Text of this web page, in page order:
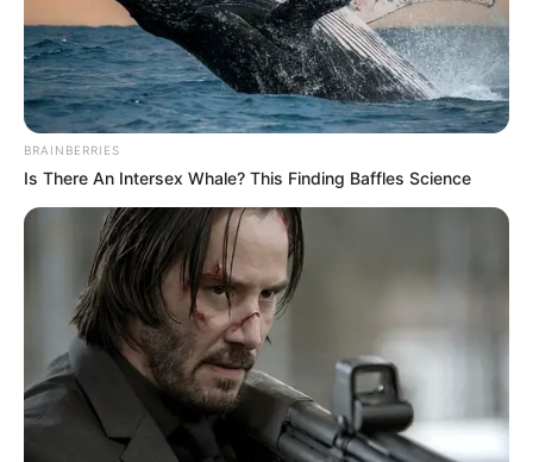
BRAINBERRIES
Is There An Intersex Whale? This Finding Baffles Science